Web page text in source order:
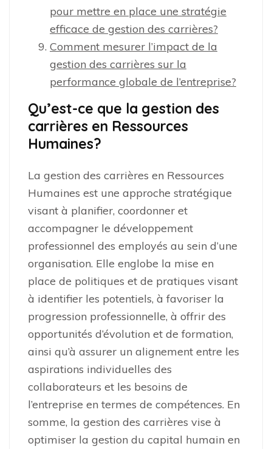
pour mettre en place une stratégie
efficace de gestion des carrières?
Comment mesurer l’impact de la
gestion des carrières sur la
performance globale de l’entreprise?
Qu’est-ce que la gestion des
carrières en Ressources
Humaines?
La gestion des carrières en Ressources
Humaines est une approche stratégique
visant à planifier, coordonner et
accompagner le développement
professionnel des employés au sein d’une
organisation. Elle englobe la mise en
place de politiques et de pratiques visant
à identifier les potentiels, à favoriser la
progression professionnelle, à offrir des
opportunités d’évolution et de formation,
ainsi qu’à assurer un alignement entre les
aspirations individuelles des
collaborateurs et les besoins de
l’entreprise en termes de compétences. En
somme, la gestion des carrières vise à
optimiser la gestion du capital humain en